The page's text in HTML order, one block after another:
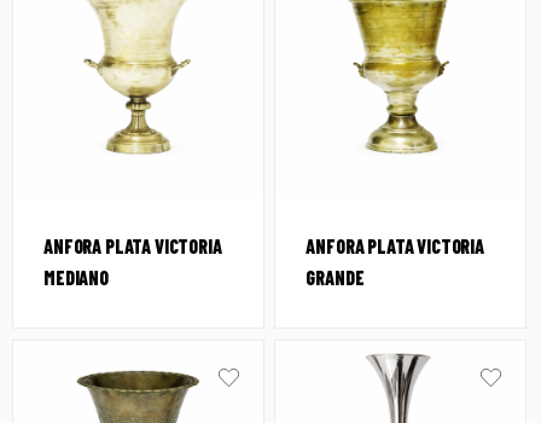
ANFORA PLATA VICTORIA
MEDIANO
ANFORA PLATA VICTORIA
GRANDE